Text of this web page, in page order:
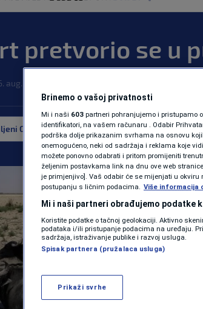
ZDRAVLJE
SHOWBIZ
PODCAST
N1 SPECIJAL
FENOMENI
VIRALNO
pretvorio se u
aug. 2022. 08:46
Google izvor Više
Brinemo o vašoj privatnosti
Mi i naši 603 partneri pohranjujemo i pristupamo
identifikatori, na vašem računaru . Odabir
podrška dolje prikazanim svrhama na osnovu
onemogućeno, neki od sadržaja i reklama koje
možete ponovno odabrati i pritom promijeniti
željenim postavkama link na dnu ove web
je primjenjivo]. Vaš odabir će se mijenjati u okviru
postupanju s ličnim podacima. Više informacija
Mi i naši partneri obrađujemo podatke
Koristite podatke o tačnoj geolokaciji. Aktivno
podataka i/ili pristupanje podacima na uređaju.
sadržaja, istraživanje publike i razvoj usluga.
Spisak partnera (pružalaca usluga)
Prikaži svrhe